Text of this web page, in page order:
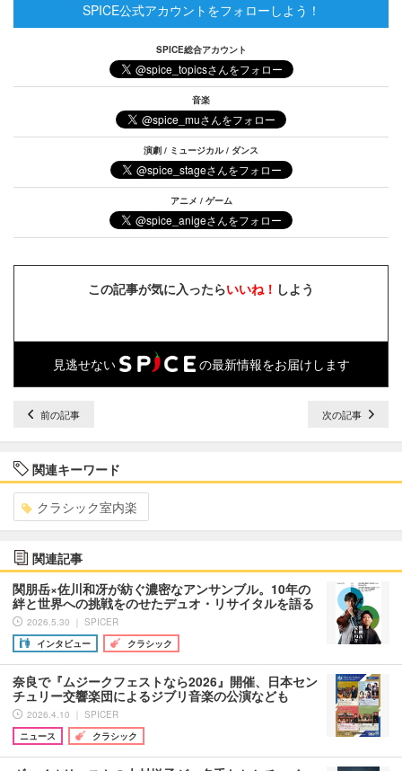
SPICE公式アカウントをフォローしよう！
SPICE総合アカウント
音楽
演劇 / ミュージカル / ダンス
アニメ / ゲーム
この記事が気に入ったらいいね！ しよう
見逃せない の最新情報をお届けします
前の記事 次の記事
関連キーワード
クラシック室内楽
関連記事
関朋岳×佐川和冴が紡ぐ濃密なアンサンブル。10年の
絆と世界への挑戦をのせたデュオ・リサイタルを語る
2026.5.30 ｜ SPICER
インタビュー
クラシック
奈良で『ムジークフェストなら2026』開催、日本セン
チュリー交響楽団によるジブリ音楽の公演なども
2026.4.10 ｜ SPICER
ニュース
クラシック